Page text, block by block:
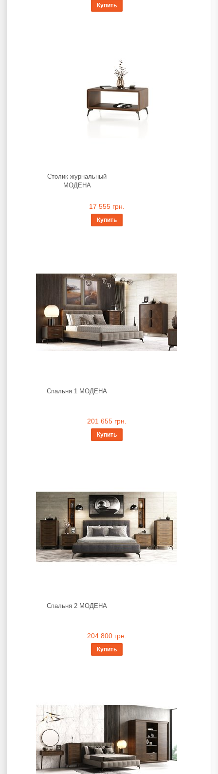
Купить
Столик журнальный
МОДЕНА
17 555 грн.
Купить
Спальня 1 МОДЕНА
201 655 грн.
Купить
Спальня 2 МОДЕНА
204 800 грн.
Купить